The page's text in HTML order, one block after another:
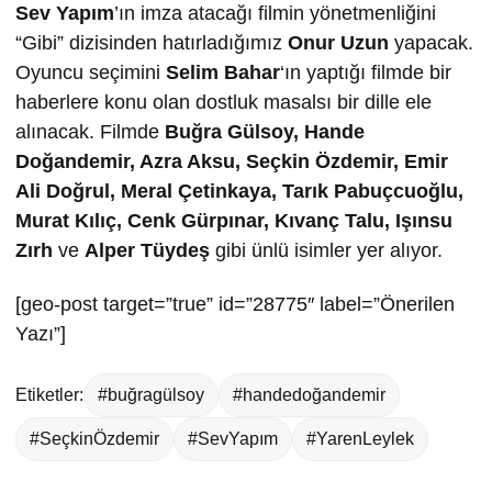
Sev Yapım’ın imza atacağı filmin yönetmenliğini
“Gibi” dizisinden hatırladığımız Onur Uzun yapacak.
Oyuncu seçimini Selim Bahar‘ın yaptığı filmde bir
haberlere konu olan dostluk masalsı bir dille ele
alınacak. Filmde Buğra Gülsoy, Hande
Doğandemir, Azra Aksu, Seçkin Özdemir, Emir
Ali Doğrul, Meral Çetinkaya, Tarık Pabuçcuoğlu,
Murat Kılıç, Cenk Gürpınar, Kıvanç Talu, Işınsu
Zırh ve Alper Tüydeş gibi ünlü isimler yer alıyor.
[geo-post target=”true” id=”28775″ label=”Önerilen
Yazı”]
Etiketler: #buğragülsoy #handedoğandemir
#SeçkinÖzdemir #SevYapım #YarenLeylek